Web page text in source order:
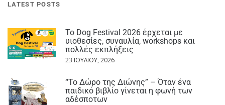
LATEST POSTS
Το Dog Festival 2026 έρχεται με
υιοθεσίες, συναυλία, workshops και
πολλές εκπλήξεις
23 ΙΟΥΛΊΟΥ, 2026
“Το Δώρο της Διώνης” – Όταν ένα
παιδικό βιβλίο γίνεται η φωνή των
αδέσποτων